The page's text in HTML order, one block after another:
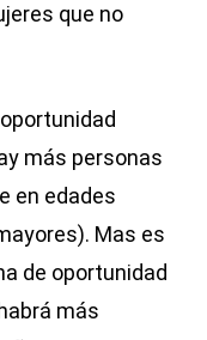
que no
más personas
en edades
Mas es
de oportunidad
más